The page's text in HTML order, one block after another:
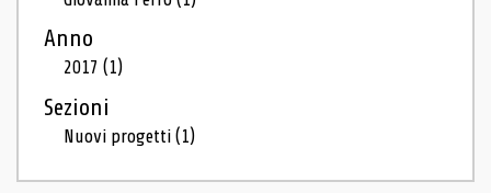
Anno
2017(1)
Sezioni
Nuovi progetti(1)